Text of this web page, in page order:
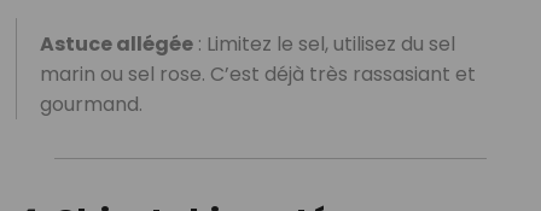
Astuce allégée: Limitez le sel, utilisez du sel
marin ou sel rose. C’est déjà très rassasiant et
gourmand.